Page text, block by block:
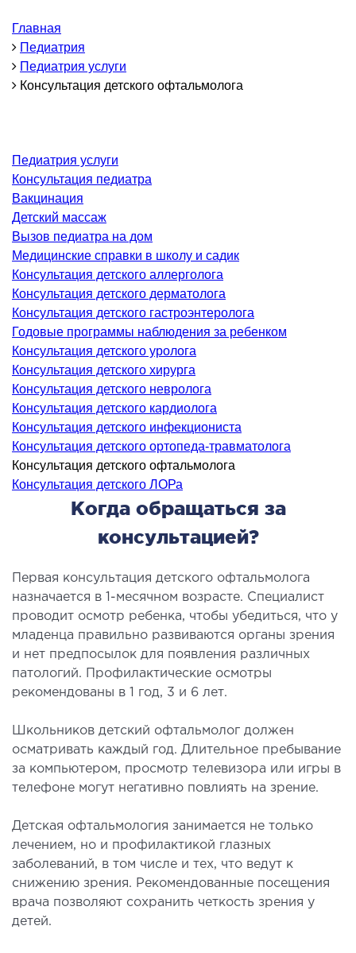
и онкохирургия
и нутрициология
терапия
помощь
ЗАБОЛЕВАНИЯ
горла и гортани
И ЛОР-ХИРУРГИЯ
лечение полости носа и
пазух
лечение заболеваний и
гортани и глотки
лечение храпа
хирургия лица
хирургия тела
урология
И ДЕРМАТОЛОГИЯ
косметология
косметология
Главная
Педиатрия
Педиатрия услуги
Консультация детского офтальмолога
Педиатрия услуги
Консультация педиатра
Вакцинация
Детский массаж
Вызов педиатра на дом
Медицинские справки в школу и садик
Консультация детского аллерголога
Консультация детского дерматолога
Консультация детского гастроэнтеролога
Годовые программы наблюдения за ребенком
Консультация детского уролога
Консультация детского хирурга
Консультация детского невролога
Консультация детского кардиолога
Консультация детского инфекциониста
Консультация детского ортопеда-травматолога
Консультация детского офтальмолога
Консультация детского ЛОРа
Когда обращаться за
консультацией?
Первая консультация детского офтальмолога
назначается в 1-месячном возрасте. Специалист
проводит осмотр ребенка, чтобы убедиться, что у
младенца правильно развиваются органы зрения
и нет предпосылок для появления различных
патологий. Профилактические осмотры
рекомендованы в 1 год, 3 и 6 лет.
Школьников детский офтальмолог должен
осматривать каждый год. Длительное пребывание
за компьютером, просмотр телевизора или игры в
телефоне могут негативно повлиять на зрение.
Детская офтальмология занимается не только
лечением, но и профилактикой глазных
заболеваний, в том числе и тех, что ведут к
снижению зрения. Рекомендованные посещения
врача позволяют сохранить четкость зрения у
детей.